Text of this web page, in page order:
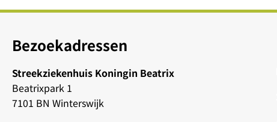
Bezoekadressen
Streekziekenhuis Koningin Beatrix
Beatrixpark 1
7101 BN Winterswijk